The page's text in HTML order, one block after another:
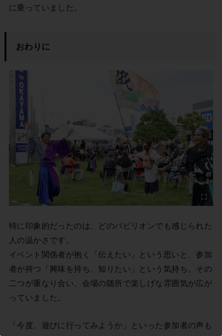
に乗っていました。
おわりに
特に印象的だったのは、どのパビリオンでも感じられた
人の温かさです。
イベント関係者が抱く「伝えたい」という思いと、参加
者が持つ「興味を持ち、知りたい」という気持ち。その
二つが重なり合い、会場の随所で楽しげな雰囲気が広が
っていました。
「今度、遊びに行ってみようか」といった参加者の声も
この記事を書いた市民ライター
倉敷市民レポーター